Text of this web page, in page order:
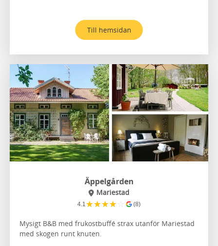
Till hemsidan
Äppelgården
Mariestad
4.1★★★★☆ (8)
Mysigt B&B med frukostbuffé strax utanför Mariestad
med skogen runt knuten.